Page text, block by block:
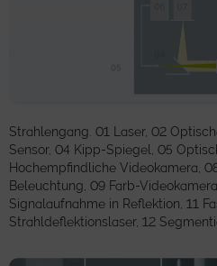
Strahlengang. 01 Laser, 02
Sensor, 04 Kipp-Spiegel, 05
Hochempfindliche Videokamera,
Beleuchtung, 09 Farb-
Signalaufnahme in Reflektion, 11
Strahldeflektionslaser, 12